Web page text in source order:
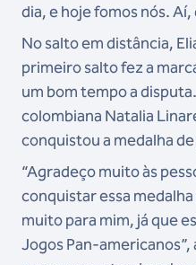
dia, e hoje fomos nós.
No salto em distância,
primeiro salto fez a
um bom tempo a
colombiana Natalia
conquistou a medalha
“Agradeço muito às
conquistar essa
muito para mim, já que
Jogos Pan-